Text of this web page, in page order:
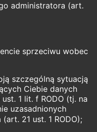
administratora (art.
sprzeciwu wobec
szczególną sytuacją
Ciebie danych
1 lit. f RODO (tj. na
uzasadnionych
21 ust. 1 RODO);